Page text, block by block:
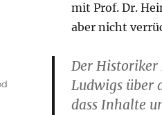
mit Prof. Dr.
aber nicht
Der Historiker
Ludwigs über
dass Inhalte